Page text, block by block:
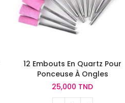
12 Embouts En Quartz Pour
Ponceuse À Ongles
25,000 TND